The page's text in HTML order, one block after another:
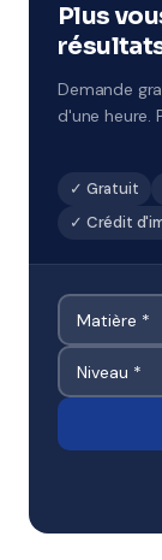
examens à
Plus
Demande
d'une heure.
✓ Gratuit
✓ Crédit